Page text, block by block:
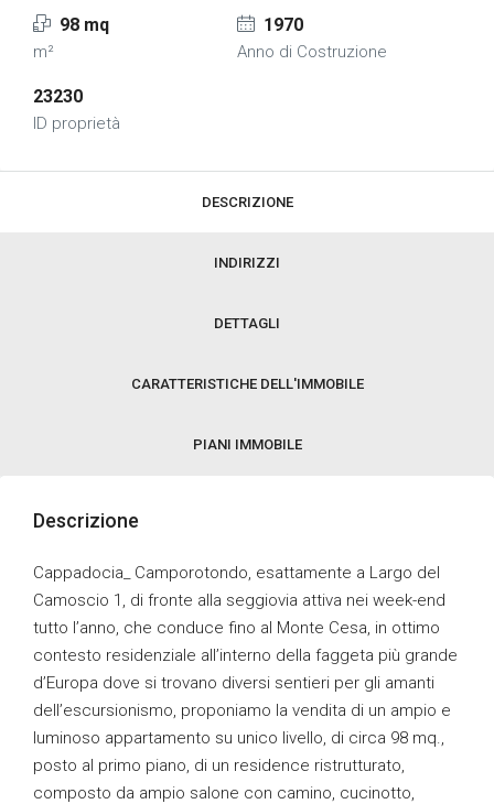
98 mq
m²
1970
Anno di Costruzione
23230
ID proprietà
DESCRIZIONE
INDIRIZZI
DETTAGLI
CARATTERISTICHE DELL'IMMOBILE
PIANI IMMOBILE
Descrizione
Cappadocia_ Camporotondo, esattamente a Largo del
Camoscio 1, di fronte alla seggiovia attiva nei week-end
tutto l’anno, che conduce fino al Monte Cesa, in ottimo
contesto residenziale all’interno della faggeta più grande
d’Europa dove si trovano diversi sentieri per gli amanti
dell’escursionismo, proponiamo la vendita di un ampio e
luminoso appartamento su unico livello, di circa 98 mq.,
posto al primo piano, di un residence ristrutturato,
composto da ampio salone con camino, cucinotto,